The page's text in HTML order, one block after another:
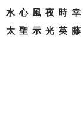
水 心 風 夜 時 幸
太 聖 示 光 英 藤